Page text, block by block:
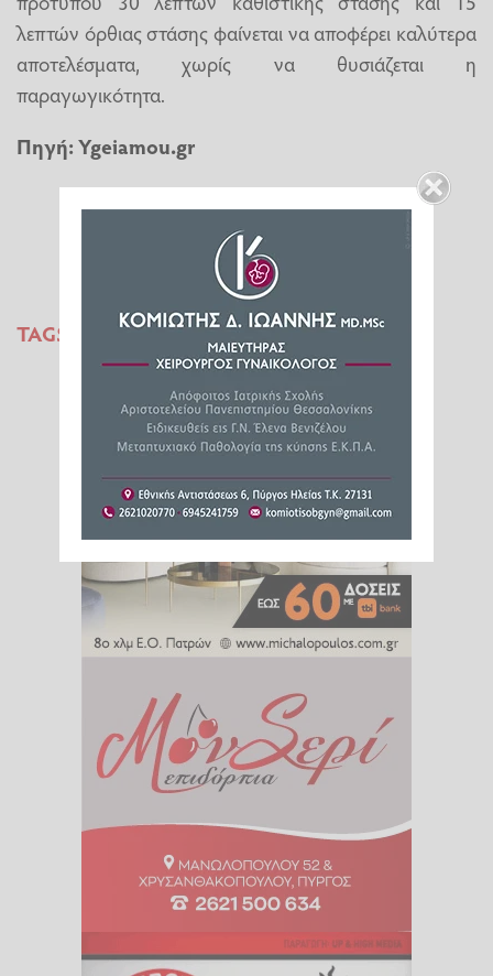
λεπτών όρθιας στάσης φαίνεται να αποφέρει καλύτερα
αποτελέσματα, χωρίς να θυσιάζεται η
παραγωγικότητα.
Πηγή:Ygeiamou.gr
TAGS: ΜΕΣΗ ΠΟΝΟΣ